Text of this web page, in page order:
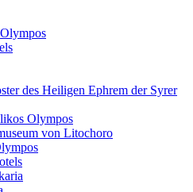
des Heiligen Ephrem der Syrer
Olympos
von Litochoro